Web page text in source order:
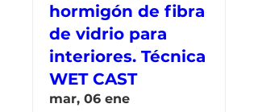
hormigón de fibra
de vidrio para
interiores. Técnica
WET CAST
mar, 06 ene